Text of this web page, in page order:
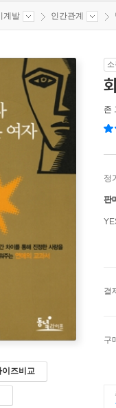
계발 인간관계
이즈비교
존
정
판
결
구